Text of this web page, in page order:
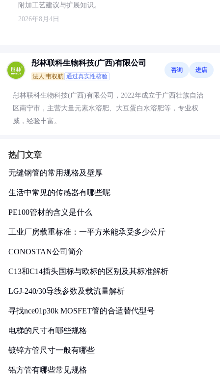
附加工艺建议与扩展知识。
2026年8月4日
彤林联科生物科技(广西)有限公司
法人:韦权航 通过真实性核验
咨询 进店
彤林联科生物科技(广西)有限公司，2022年成立于广西壮族自治
区南宁市，主营大量元素水溶肥、大豆蛋白水溶肥等，专业权
威，经验丰富。
热门文章
无缝钢管的常用规格及壁厚
生活中常见的传感器有哪些呢
PE100管材的含义是什么
工业厂房载重标准：一平方米能承受多少公斤
CONOSTAN公司简介
C13和C14插头国标与欧标的区别及其标准解析
LGJ-240/30导线参数及载流量解析
寻找nce01p30k MOSFET管的合适替代型号
电梯的尺寸有哪些规格
镀锌方管尺寸一般有哪些
铝方管有哪些常见规格